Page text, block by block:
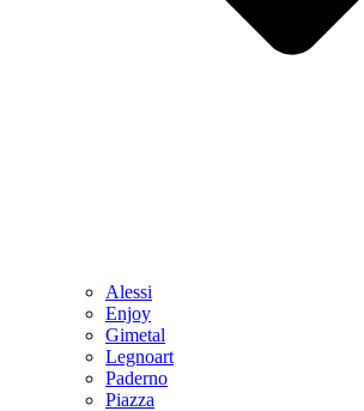
Alessi
Enjoy
Gimetal
Legnoart
Paderno
Piazza